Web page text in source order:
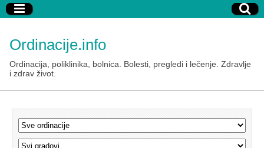
Ordinacije.info
Ordinacija, poliklinika, bolnica. Bolesti, pregledi i lečenje. Zdravlje
i zdrav život.